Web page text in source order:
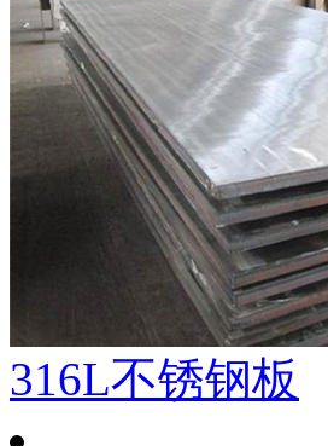
316L不锈钢板